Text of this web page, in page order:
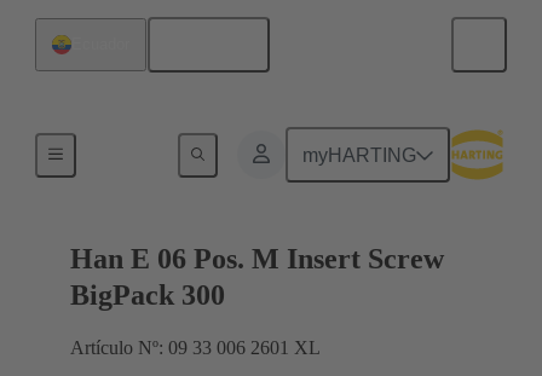
myHARTING
Corrientes hasta 16 A
Han E 06 Pos. M Insert Screw
BigPack 300
Artículo Nº: 09 33 006 2601 XL